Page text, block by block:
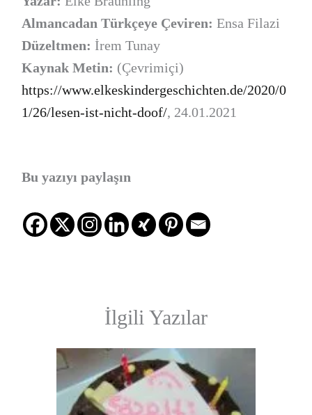
Almancadan Türkçeye Çeviren: Ensa Filazi
Düzeltmen: İrem Tunay
Kaynak Metin: (Çevrimiçi)
https://www.elkeskindergeschichten.de/2020/0
1/26/lesen-ist-nicht-doof/, 24.01.2021
Bu yazıyı paylaşın
İlgili Yazılar